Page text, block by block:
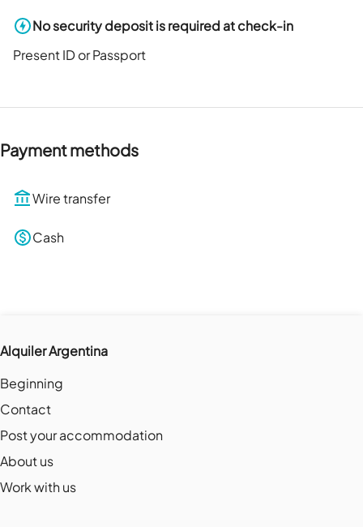
No security deposit is required at check-in
Present ID or Passport
Payment methods
Wire transfer
Cash
Alquiler Argentina
Beginning
Contact
Post your accommodation
About us
Work with us